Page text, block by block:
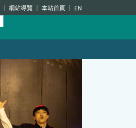
網站導覽 本站首頁 EN